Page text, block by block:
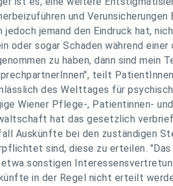
und
jedoch jemand den Eindruck hat,
oder sogar Schaden während einer
zu haben, dann sind mein
teilt
des Welttages für
Wiener Pflege-, Patientinnen- und
hat das gesetzlich
Auskünfte bei den zuständigen
sind, diese zu erteilen.
etwa sonstigen
in der Regel nicht erteilt